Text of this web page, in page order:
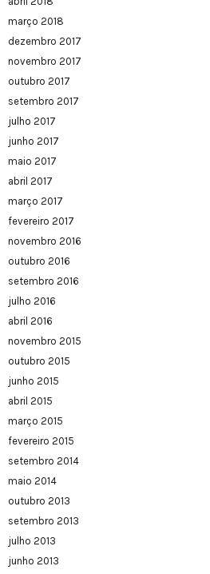
março 2018
dezembro 2017
novembro 2017
outubro 2017
setembro 2017
julho 2017
junho 2017
maio 2017
abril 2017
março 2017
fevereiro 2017
novembro 2016
outubro 2016
setembro 2016
julho 2016
abril 2016
novembro 2015
outubro 2015
junho 2015
abril 2015
março 2015
fevereiro 2015
setembro 2014
maio 2014
outubro 2013
setembro 2013
julho 2013
junho 2013